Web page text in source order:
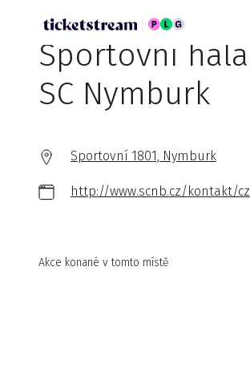
Sportovní hala
SC Nymburk
Sportovní 1801, Nymburk
http://www.scnb.cz/kontakt/cz
Akce konané v tomto místě